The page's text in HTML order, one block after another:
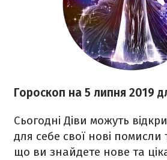
Гороскоп на 5 липня 2019
Сьогодні Діви можуть
для себе свої нові помисли
що ви знайдете нове та